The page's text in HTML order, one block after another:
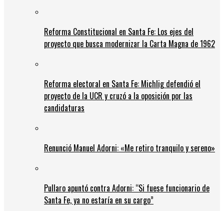
Reforma Constitucional en Santa Fe: Los ejes del
proyecto que busca modernizar la Carta Magna de 1962
Reforma electoral en Santa Fe: Michlig defendió el
proyecto de la UCR y cruzó a la oposición por las
candidaturas
Renunció Manuel Adorni: «Me retiro tranquilo y sereno»
Pullaro apuntó contra Adorni: “Si fuese funcionario de
Santa Fe, ya no estaría en su cargo”